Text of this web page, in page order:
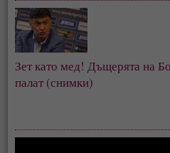
Зет като мед! Дъщерята на
палат (снимки)